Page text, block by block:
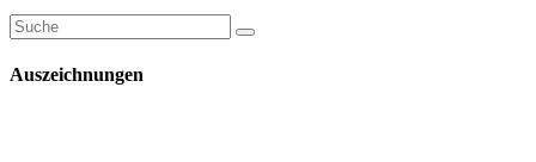
Auszeichnungen